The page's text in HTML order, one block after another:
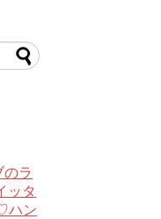
のラ
ッタ
ハン